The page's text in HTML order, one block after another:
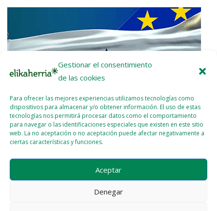
Gestionar el consentimiento
de las cookies
Para ofrecer las mejores experiencias utilizamos tecnologías como
dispositivos para almacenar y/o obtener información. El uso de estas
tecnologías nos permitirá procesar datos como el comportamiento
para navegar o las identificaciones especiales que existen en este sitio
web. La no aceptación o no aceptación puede afectar negativamente a
ciertas características y funciones.
Aceptar
Denegar
Nota de prensa: ¡UE-Mercosur Stop!
WEBMASTER